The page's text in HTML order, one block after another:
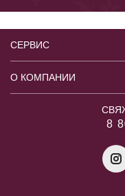
СЕРВИС
О КОМПАНИИ
8